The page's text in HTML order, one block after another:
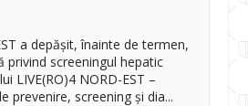
a depășit, înainte de termen,
privind screeningul hepatic
LIVE(RO)4 NORD-EST –
prevenire, screening și dia...